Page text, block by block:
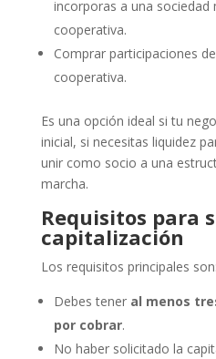
incorporas a una sociedad
cooperativa.
Comprar participaciones
cooperativa.
Es una opción ideal si tu
inicial, si necesitas liquidez
unir como socio a una
marcha.
Requisitos para
capitalización
Los requisitos principales son:
Debes tener al menos
por cobrar.
No haber solicitado la